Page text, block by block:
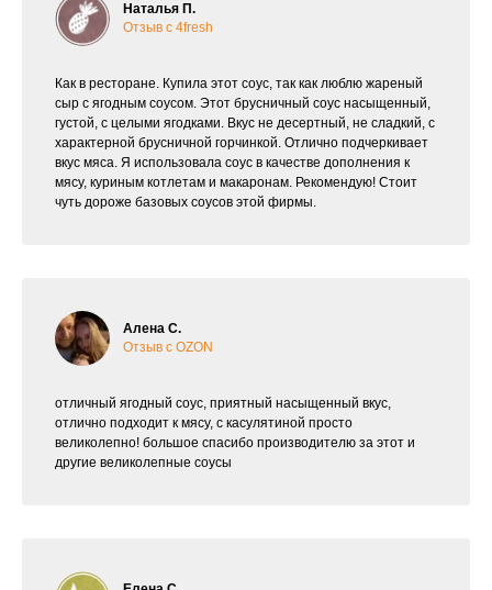
Наталья П.
Отзыв с 4fresh
Как в ресторане. Купила этот соус, так как люблю жареный
сыр с ягодным соусом. Этот брусничный соус насыщенный,
густой, с целыми ягодками. Вкус не десертный, не сладкий, с
характерной брусничной горчинкой. Отлично подчеркивает
вкус мяса. Я использовала соус в качестве дополнения к
мясу, куриным котлетам и макаронам. Рекомендую! Стоит
чуть дороже базовых соусов этой фирмы.
Алена С.
Отзыв с OZON
отличный ягодный соус, приятный насыщенный вкус,
отлично подходит к мясу, с касулятиной просто
великолепно! большое спасибо производителю за этот и
другие великолепные соусы